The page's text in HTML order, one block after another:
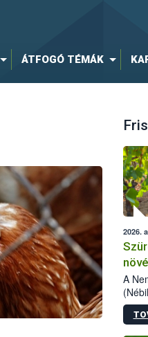
ÁTFOGÓ TÉMÁK
2026.
A